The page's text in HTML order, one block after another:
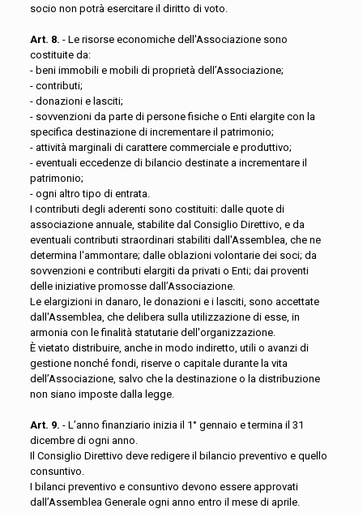
socio non potrà esercitare il diritto di voto.
Art. 8. - Le risorse economiche dell'Associazione sono
costituite da:
- beni immobili e mobili di proprietà dell’Associazione;
- contributi;
- donazioni e lasciti;
- sovvenzioni da parte di persone fisiche o Enti elargite con la
specifica destinazione di incrementare il patrimonio;
- attività marginali di carattere commerciale e produttivo;
- eventuali eccedenze di bilancio destinate a incrementare il
patrimonio;
- ogni altro tipo di entrata.
I contributi degli aderenti sono costituiti: dalle quote di
associazione annuale, stabilite dal Consiglio Direttivo, e da
eventuali contributi straordinari stabiliti dall'Assemblea, che ne
determina l'ammontare; dalle oblazioni volontarie dei soci; da
sovvenzioni e contributi elargiti da privati o Enti; dai proventi
delle iniziative promosse dall’Associazione.
Le elargizioni in danaro, le donazioni e i lasciti, sono accettate
dall'Assemblea, che delibera sulla utilizzazione di esse, in
armonia con le finalità statutarie dell'organizzazione.
È vietato distribuire, anche in modo indiretto, utili o avanzi di
gestione nonché fondi, riserve o capitale durante la vita
dell’Associazione, salvo che la destinazione o la distribuzione
non siano imposte dalla legge.
Art. 9. - L’anno finanziario inizia il 1° gennaio e termina il 31
dicembre di ogni anno.
Il Consiglio Direttivo deve redigere il bilancio preventivo e quello
consuntivo.
I bilanci preventivo e consuntivo devono essere approvati
dall’Assemblea Generale ogni anno entro il mese di aprile.